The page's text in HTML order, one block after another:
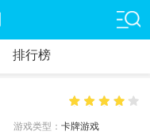
排行榜
游戏类型： 卡牌游戏